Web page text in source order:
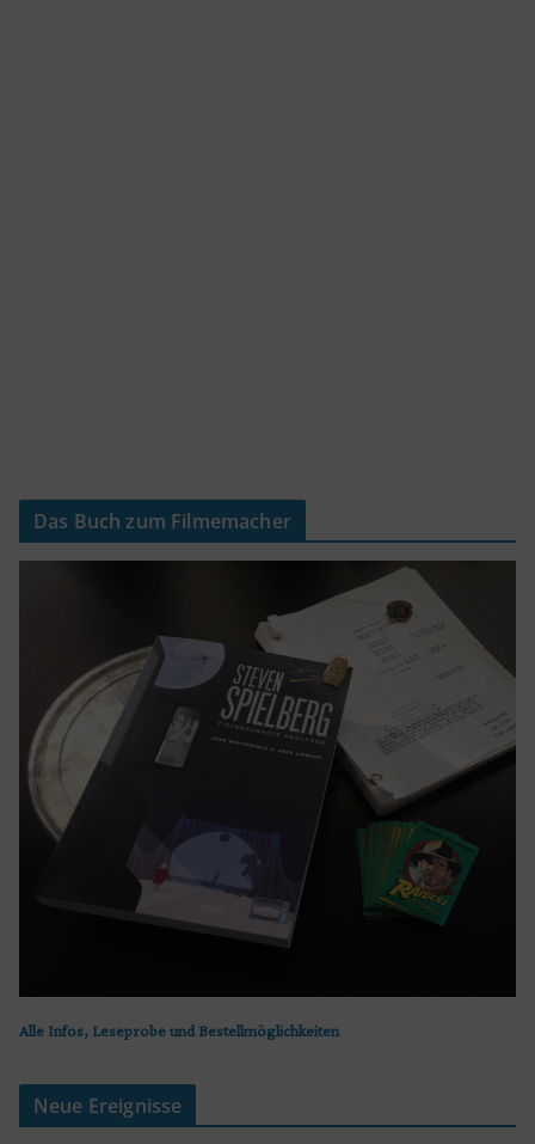
Das Buch zum Filmemacher
Alle Infos, Leseprobe und Bestellmöglichkeiten
Neue Ereignisse